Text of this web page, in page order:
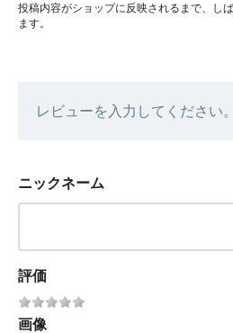
投稿内容がショップに反映されるまで、し
ます。
レビューを入力してください。
ニックネーム
評価
画像